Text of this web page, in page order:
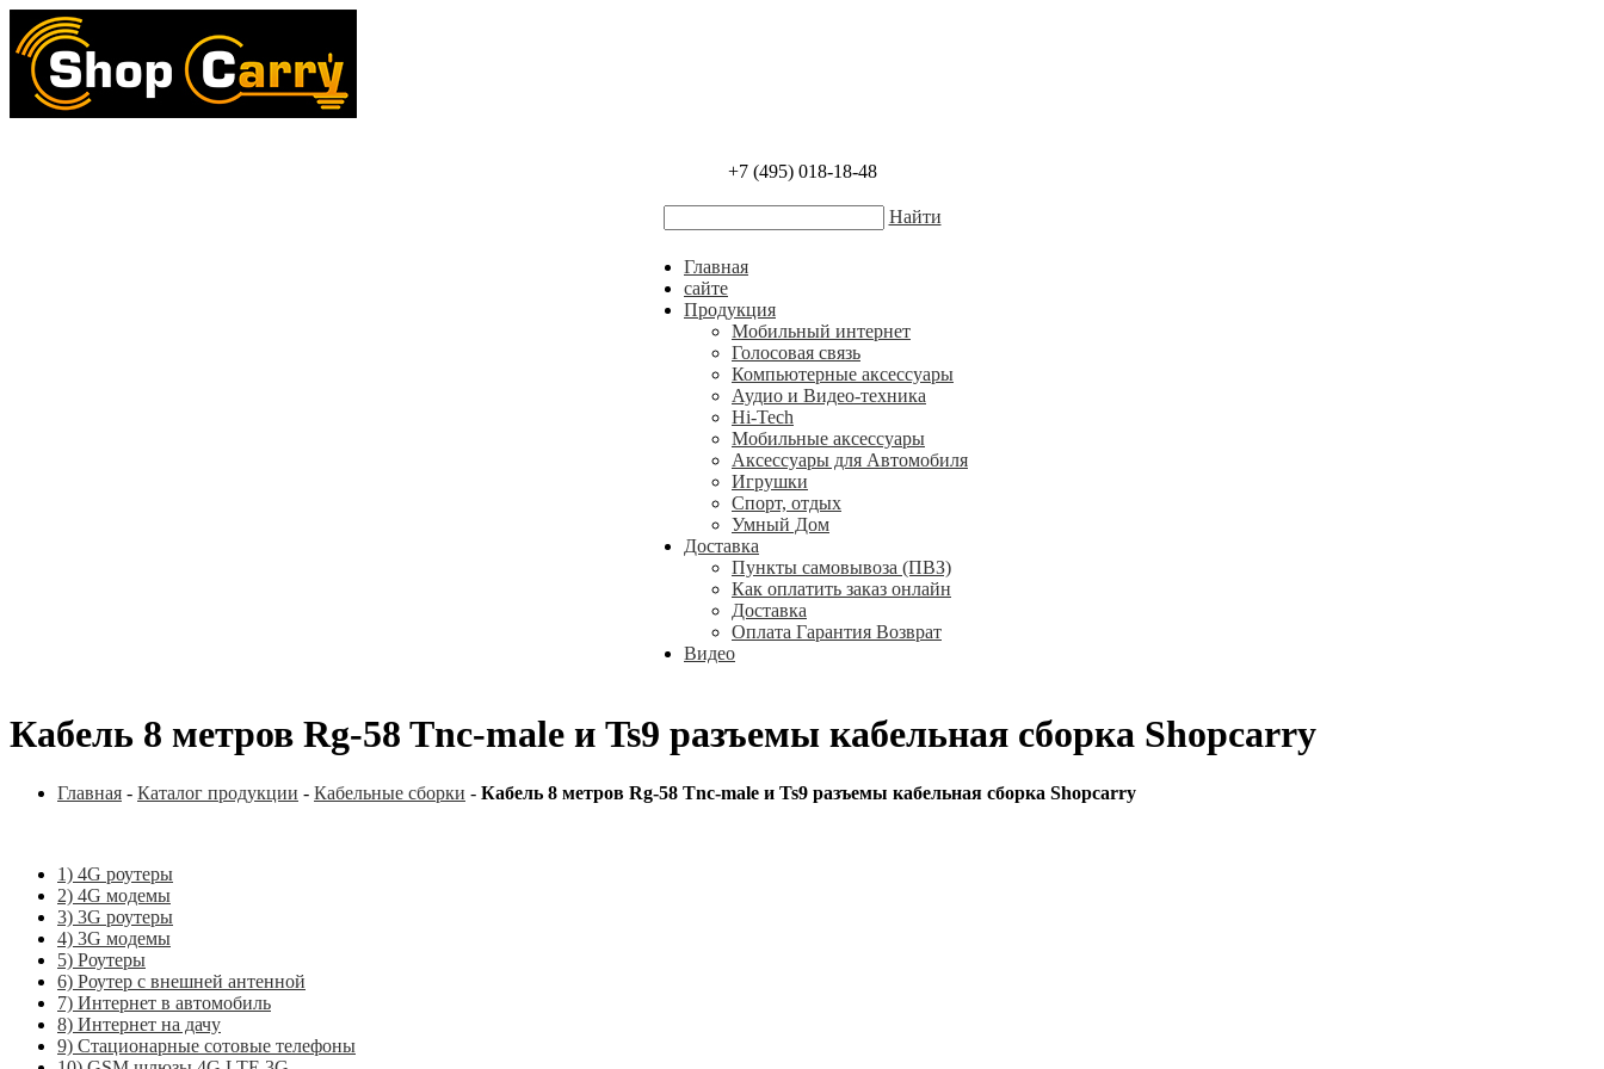
+7 (495) 018-18-48
Найти
Главная
сайте
Продукция
Мобильный интернет
Голосовая связь
Компьютерные аксессуары
Аудио и Видео-техника
Hi-Tech
Мобильные аксессуары
Аксессуары для Автомобиля
Игрушки
Спорт, отдых
Умный Дом
Доставка
Пункты самовывоза (ПВЗ)
Как оплатить заказ онлайн
Доставка
Оплата Гарантия Возврат
Видео
Кабель 8 метров Rg-58 Tnc-male и Ts9 разъемы кабельная сборка Shopcarry
Главная - Каталог продукции - Кабельные сборки - Кабель 8 метров Rg-58 Tnc-male и Ts9 разъемы кабельная сборка Shopcarry
1) 4G роутеры
2) 4G модемы
3) 3G роутеры
4) 3G модемы
5) Роутеры
6) Роутер с внешней антенной
7) Интернет в автомобиль
8) Интернет на дачу
9) Стационарные сотовые телефоны